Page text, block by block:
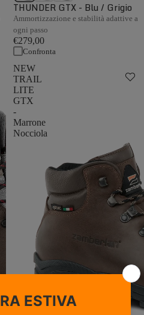
THUNDER GTX - Blu / Grigio
Ammortizzazione e stabilità adattive a
ogni passo
€279,00
Confronta
NEW
TRAIL
LITE
GTX
-
Marrone
Nocciola